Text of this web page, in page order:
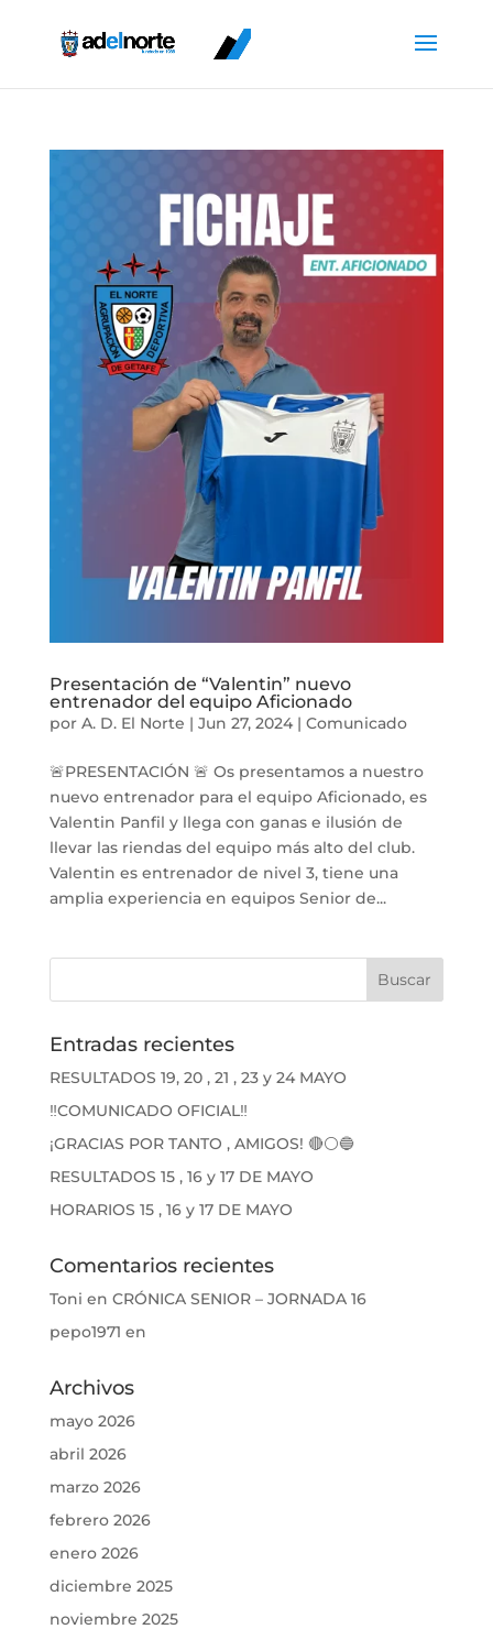
Presentación de “Valentin” nuevo
entrenador del equipo Aficionado
por A. D. El Norte | Jun 27, 2024| Comunicado
🚨PRESENTACIÓN 🚨 Os presentamos a nuestro
nuevo entrenador para el equipo Aficionado, es
Valentin Panfil y llega con ganas e ilusión de
llevar las riendas del equipo más alto del club.
Valentin es entrenador de nivel 3, tiene una
amplia experiencia en equipos Senior de...
Entradas recientes
RESULTADOS 19, 20 , 21 , 23 y 24 MAYO
‼️COMUNICADO OFICIAL‼️
¡GRACIAS POR TANTO , AMIGOS! 🔴⚪🔵
RESULTADOS 15 , 16 y 17 DE MAYO
HORARIOS 15 , 16 y 17 DE MAYO
Comentarios recientes
Toni en CRÓNICA SENIOR – JORNADA 16
pepo1971 en
Archivos
mayo 2026
abril 2026
marzo 2026
febrero 2026
enero 2026
diciembre 2025
noviembre 2025